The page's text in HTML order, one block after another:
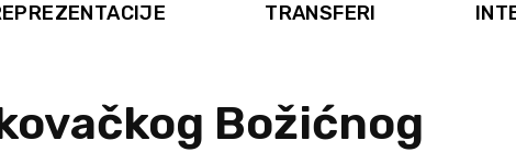
TRANSFERI
Božićnog